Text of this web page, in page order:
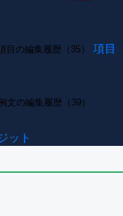
目の編集履歴（35）
項目
文の編集履歴（39）
ット